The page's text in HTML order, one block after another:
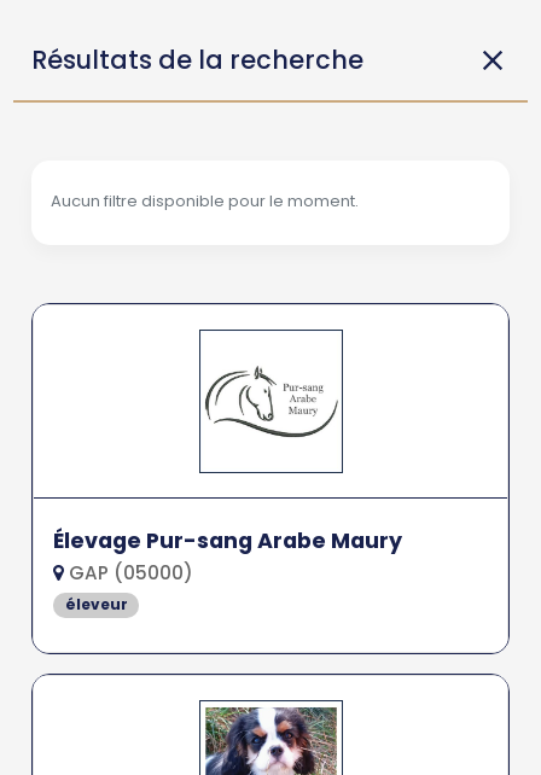
Résultats de la recherche
Aucun filtre disponible pour le moment.
Élevage Pur-sang Arabe Maury
GAP (05000)
éleveur